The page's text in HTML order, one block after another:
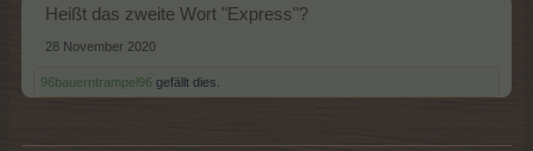
Heißt das zweite Wort "Express"?
28 November 2020
96bauerntrampel96 gefällt dies.